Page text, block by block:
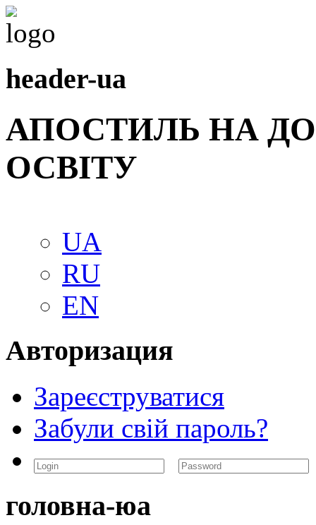
header-ua
АПОСТИЛЬ НА
ОСВIТУ
UA
RU
EN
Авторизация
Зареєструватися
Забули свій пароль?
головна-юа